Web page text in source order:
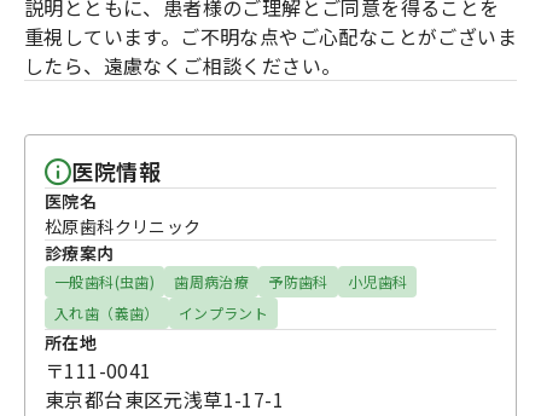
説明とともに、患者様のご理解とご同意を得ることを
重視しています。ご不明な点やご心配なことがございま
したら、遠慮なくご相談ください。
医院情報
医院名
松原歯科クリニック
診療案内
一般歯科(虫歯) 歯周病治療 予防歯科
小児歯科
入れ歯（義歯）
インプラント
所在地
〒111-0041
東京都台東区元浅草1-17-1